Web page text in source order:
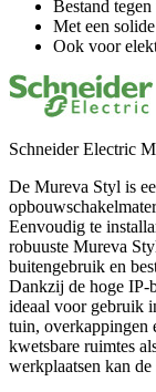
Bestand
Met een
Ook voor
Schneider Electric
De Mureva Styl is
Eenvoudig te
robuuste Mureva
buitengebruik en
Dankzij de hoge IP-
ideaal voor gebruik
tuin, overkappingen
kwetsbare ruimtes
werkplaatsen kan